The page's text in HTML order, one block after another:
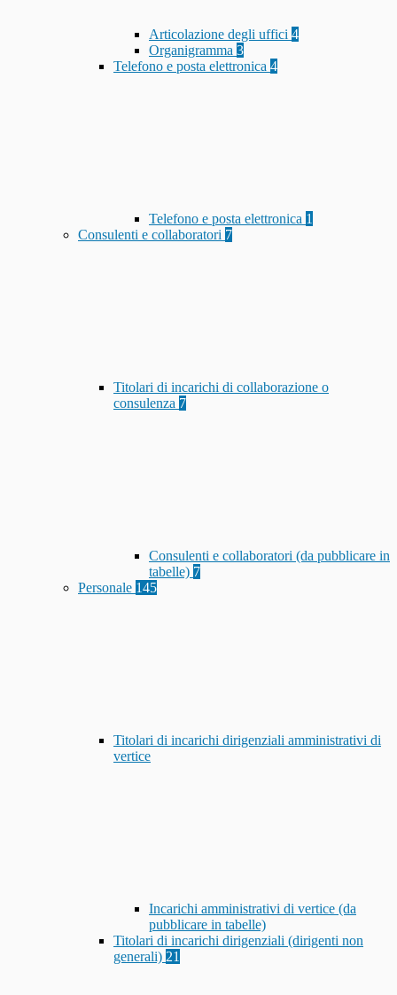
Articolazione degli uffici 4
Organigramma 3
Telefono e posta elettronica 4
Telefono e posta elettronica 1
Consulenti e collaboratori 7
Titolari di incarichi di collaborazione o
consulenza 7
Consulenti e collaboratori (da pubblicare in
tabelle) 7
Personale 145
Titolari di incarichi dirigenziali amministrativi di
vertice
Incarichi amministrativi di vertice (da
pubblicare in tabelle)
Titolari di incarichi dirigenziali (dirigenti non
generali) 21